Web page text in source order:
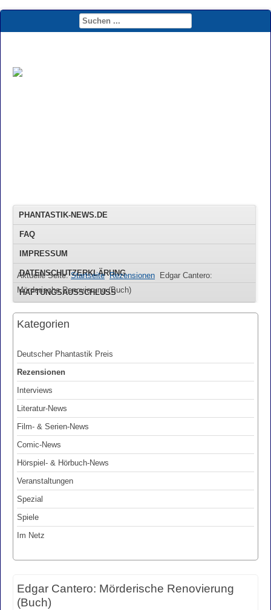
PHANTASTIK-NEWS.DE
FAQ
IMPRESSUM
DATENSCHUTZERKLÄRUNG
HAFTUNGSAUSSCHLUSS
Aktuelle Seite:Startseite Rezensionen
Edgar Cantero:
Mörderische Renovierung (Buch)
Kategorien
Deutscher Phantastik Preis
Rezensionen
Interviews
Literatur-News
Film- & Serien-News
Comic-News
Hörspiel- & Hörbuch-News
Veranstaltungen
Spezial
Spiele
Im Netz
Edgar Cantero: Mörderische Renovierung
(Buch)